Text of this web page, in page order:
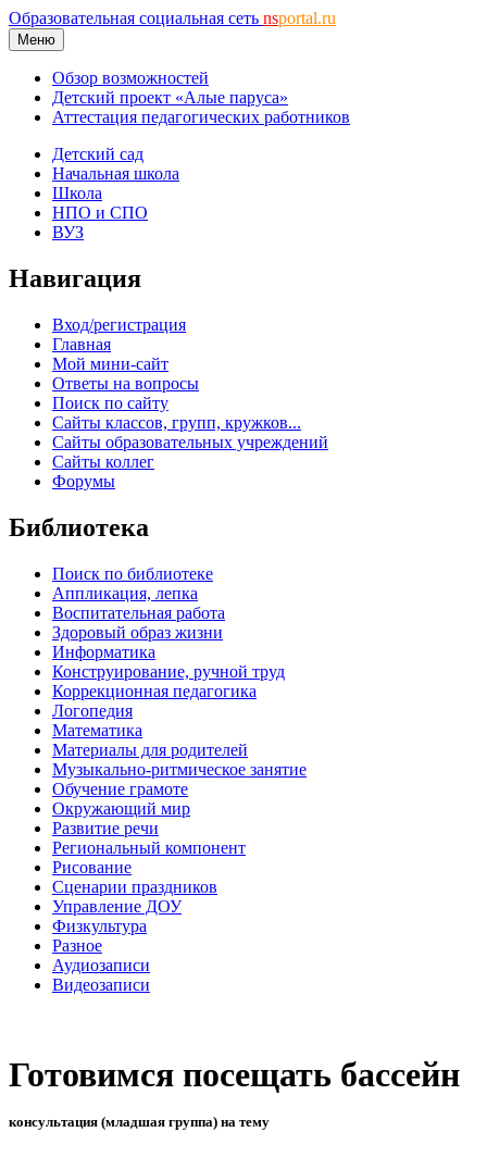
Образовательная социальная сеть nsportal.ru
Меню
Обзор возможностей
Детский проект «Алые паруса»
Аттестация педагогических работников
Детский сад
Начальная школа
Школа
НПО и СПО
ВУЗ
Навигация
Вход/регистрация
Главная
Мой мини-сайт
Ответы на вопросы
Поиск по сайту
Сайты классов, групп, кружков...
Сайты образовательных учреждений
Сайты коллег
Форумы
Библиотека
Поиск по библиотеке
Аппликация, лепка
Воспитательная работа
Здоровый образ жизни
Информатика
Конструирование, ручной труд
Коррекционная педагогика
Логопедия
Математика
Материалы для родителей
Музыкально-ритмическое занятие
Обучение грамоте
Окружающий мир
Развитие речи
Региональный компонент
Рисование
Сценарии праздников
Управление ДОУ
Физкультура
Разное
Аудиозаписи
Видеозаписи
Готовимся посещать бассейн
консультация (младшая группа) на тему